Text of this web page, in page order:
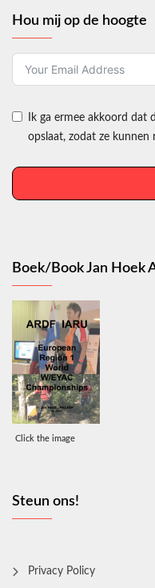
Hou mij op de hoogte
Ik ga ermee akkoord dat
opslaat, zodat ze kunnen
Boek/Book Jan Hoek
Click the image
Steun ons!
Privacy Policy